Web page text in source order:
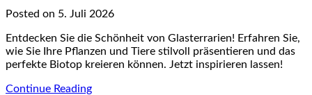
Posted on 5. Juli 2026
Entdecken Sie die Schönheit von Glasterrarien! Erfahren Sie,
wie Sie Ihre Pflanzen und Tiere stilvoll präsentieren und das
perfekte Biotop kreieren können. Jetzt inspirieren lassen!
Continue Reading